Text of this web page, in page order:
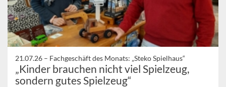
21.07.26 – Fachgeschäft des Monats: „Steko Spielhaus“
„Kinder brauchen nicht viel Spielzeug,
sondern gutes Spielzeug“